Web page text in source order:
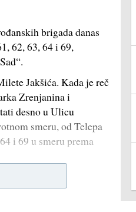
brigada danas
62, 63, 64 i 69,
Jakšića. Kada je reč
Zrenjanina i
desno u Ulicu
smeru, od Telepa
i 69 u smeru prema